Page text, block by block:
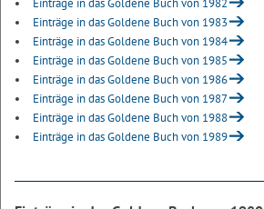
Einträge in das Goldene Buch von 1982
Einträge in das Goldene Buch von 1983
Einträge in das Goldene Buch von 1984
Einträge in das Goldene Buch von 1985
Einträge in das Goldene Buch von 1986
Einträge in das Goldene Buch von 1987
Einträge in das Goldene Buch von 1988
Einträge in das Goldene Buch von 1989